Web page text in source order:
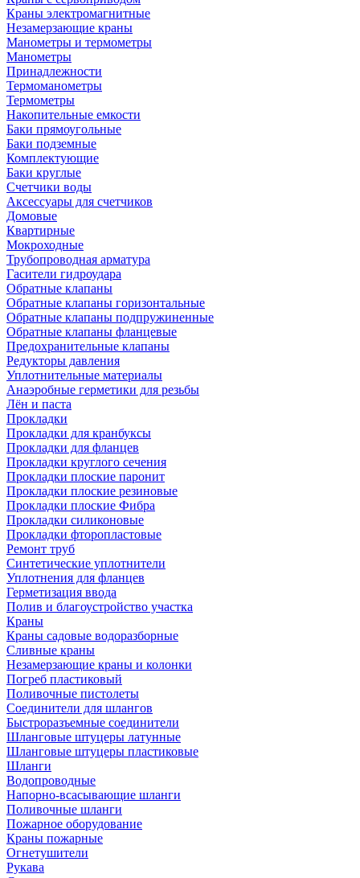
Краны электромагнитные
Незамерзающие краны
Манометры и термометры
Манометры
Принадлежности
Термоманометры
Термометры
Накопительные емкости
Баки прямоугольные
Баки подземные
Комплектующие
Баки круглые
Счетчики воды
Аксессуары для счетчиков
Домовые
Квартирные
Мокроходные
Трубопроводная арматура
Гасители гидроудара
Обратные клапаны
Обратные клапаны горизонтальные
Обратные клапаны подпружиненные
Обратные клапаны фланцевые
Предохранительные клапаны
Редукторы давления
Уплотнительные материалы
Анаэробные герметики для резьбы
Лён и паста
Прокладки
Прокладки для кранбуксы
Прокладки для фланцев
Прокладки круглого сечения
Прокладки плоские паронит
Прокладки плоские резиновые
Прокладки плоские Фибра
Прокладки силиконовые
Прокладки фторопластовые
Ремонт труб
Синтетические уплотнители
Уплотнения для фланцев
Герметизация ввода
Полив и благоустройство участка
Краны
Краны садовые водоразборные
Сливные краны
Незамерзающие краны и колонки
Погреб пластиковый
Поливочные пистолеты
Соединители для шлангов
Быстроразъемные соединители
Шланговые штуцеры латунные
Шланговые штуцеры пластиковые
Шланги
Водопроводные
Напорно-всасывающие шланги
Поливочные шланги
Пожарное оборудование
Краны пожарные
Огнетушители
Рукава